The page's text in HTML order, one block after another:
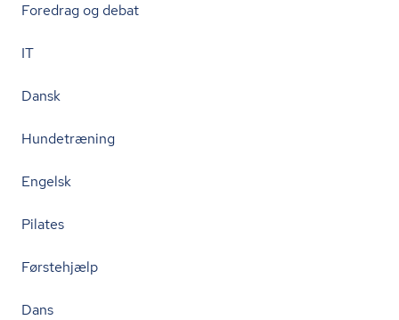
Foredrag og debat
IT
Dansk
Hundetræning
Engelsk
Pilates
Førstehjælp
Dans